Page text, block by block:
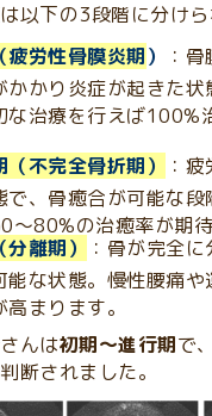
以下の3段階に分けら
疲労性骨膜炎期） ：
かかり炎症が起きた状
な治療を行えば100%
（不完全骨折期） ：
で、骨癒合が可能な段
～80%の治癒率が期待
離期） ：骨が完全
能な状態。慢性腰痛や
高まります。
んは初期～進行期で
断されました。